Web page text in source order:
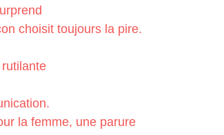
choisit toujours la pire.
la femme, une parure